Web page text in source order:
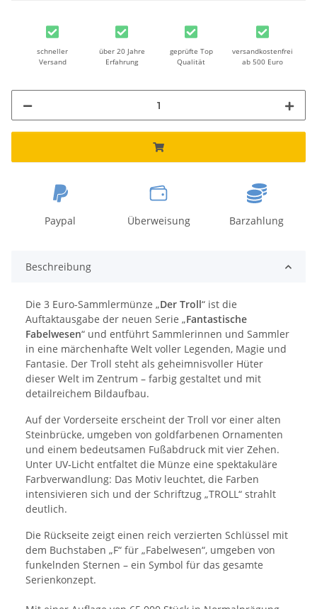
schneller
Versand
über 20 Jahre
Erfahrung
geprüfte Top
Qualität
versandkostenfrei
ab 500 Euro
Paypal Überweisung Barzahlung
Beschreibung
Die 3 Euro-Sammlermünze „Der Troll“ ist die
Auftaktausgabe der neuen Serie „Fantastische
Fabelwesen“ und entführt Sammlerinnen und Sammler
in eine märchenhafte Welt voller Legenden, Magie und
Fantasie. Der Troll steht als geheimnisvoller Hüter
dieser Welt im Zentrum – farbig gestaltet und mit
detailreichem Bildaufbau.
Auf der Vorderseite erscheint der Troll vor einer alten
Steinbrücke, umgeben von goldfarbenen Ornamenten
und einem bedeutsamen Fußabdruck mit vier Zehen.
Unter UV‐Licht entfaltet die Münze eine spektakuläre
Farbverwandlung: Das Motiv leuchtet, die Farben
intensivieren sich und der Schriftzug „TROLL“ strahlt
deutlich.
Die Rückseite zeigt einen reich verzierten Schlüssel mit
dem Buchstaben „F“ für „Fabelwesen“, umgeben von
funkelnden Sternen – ein Symbol für das gesamte
Serienkonzept.